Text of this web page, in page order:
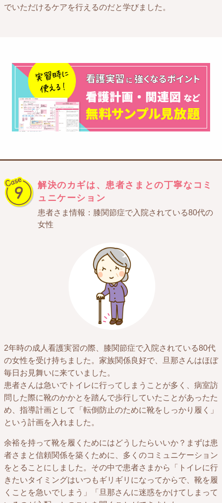
でいただけるケアを行えるのだと学びました。
解決のカギは、 患者さまとの丁寧なコミ
ュニケーション
患者さま情報：膝関節症で入院されている80代の
女性
2年時の成人看護実習の際、膝関節症で入院されている80代
の女性を受け持ちました。家族関係良好で、旦那さんはほぼ
毎日お見舞いに来ていました。
患者さんは急いでトイレに行ってしまうことが多く、病室訪
問した際に靴のかかとを踏んで歩行していたことがあったた
め、指導計画として「転倒防止のために靴をしっかり履く」
という計画を入れました。
余裕を持って靴を履くためにはどうしたらいいか？まずは患
者さまと信頼関係を築くために、多くのコミュニケーション
をとることにしました。その中で患者さまから「トイレに行
きたいタイミングはいつもギリギリになってからで、靴を履
くことを急いでしまう」「旦那さんに迷惑をかけてしまって